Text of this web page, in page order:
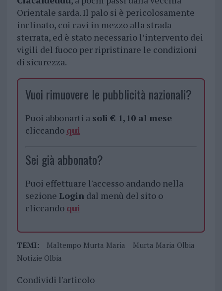
Orientale sarda. Il palo si è pericolosamente
inclinato, coi cavi in mezzo alla strada
sterrata, ed è stato necessario l’intervento dei
vigili del fuoco per ripristinare le condizioni
di sicurezza.
Vuoi rimuovere le pubblicità nazionali?
Puoi abbonarti a soli € 1,10 al mese
cliccando qui
Sei già abbonato?
Puoi effettuare l'accesso andando nella
sezione Logindal menù del sito o
cliccando qui
TEMI: Maltempo Murta Maria
Murta Maria Olbia
Notizie Olbia
Condividi l'articolo